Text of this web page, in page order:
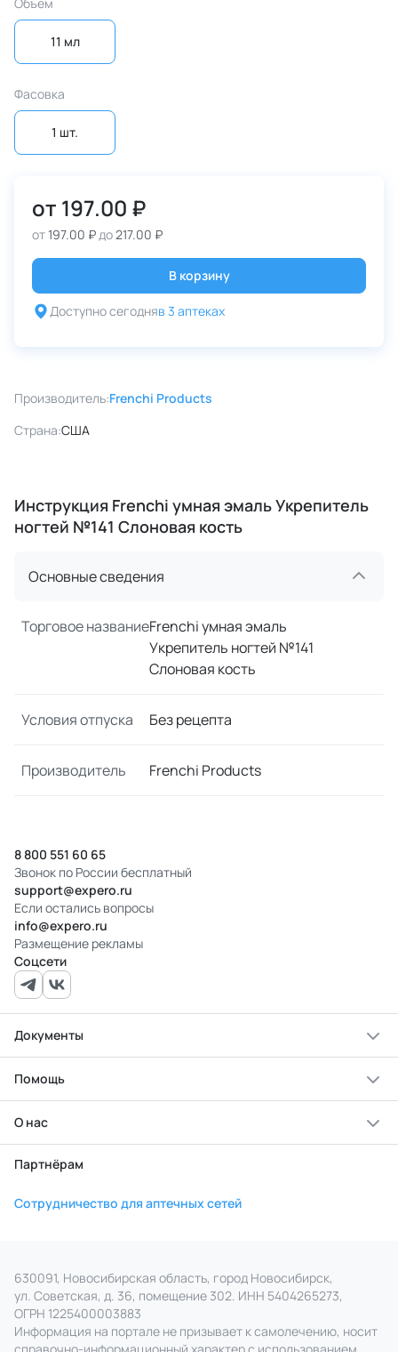
11 мл
Фасовка
1 шт.
от 197.00 ₽
от197.00 ₽до217.00 ₽
В корзину
Доступно сегодняв 3 аптеках
Производитель:Frenchi Products
Страна:США
Инструкция Frenchi умная эмаль Укрепитель
ногтей №141 Слоновая кость
Основные сведения
Торговое названиеFrenchi умная эмаль
Укрепитель ногтей №141
Слоновая кость
Условия отпуска Без рецепта
Производитель Frenchi Products
8 800 551 60 65
Звонок по России бесплатный
support@expero.ru
Если остались вопросы
info@expero.ru
Размещение рекламы
Соцсети
Документы
Помощь
О нас
Партнёрам
Сотрудничество для аптечных сетей
630091, Новосибирская область, город Новосибирск,
ул. Советская, д. 36, помещение 302. ИНН 5404265273,
ОГРН 1225400003883
Информация на портале не призывает к самолечению, носит